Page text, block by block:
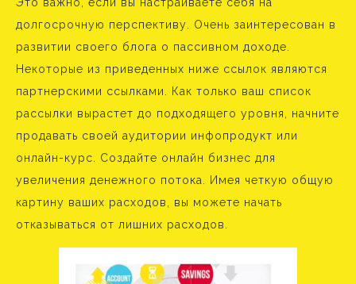
Это важно, если вы настраиваете себя на
долгосрочную перспективу. Очень заинтересован в
развитии своего блога о пассивном доходе.
Некоторые из приведенных ниже ссылок являются
партнерскими ссылками. Как только ваш список
рассылки вырастет до подходящего уровня, начните
продавать своей аудитории инфопродукт или
онлайн-курс. Создайте онлайн бизнес для
увеличения денежного потока. Имея четкую общую
картину ваших расходов, вы можете начать
отказываться от лишних расходов.